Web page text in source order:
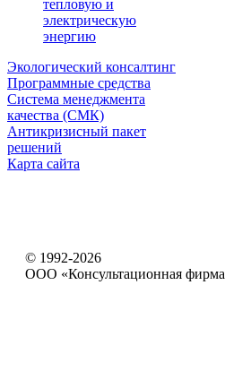
тепловую и
электрическую
энергию
Экологический консалтинг
Программные средства
Система менеджмента
качества (СМК)
Антикризисный пакет
решений
Карта сайта
© 1992-2026
OOO «Консультационная фирма